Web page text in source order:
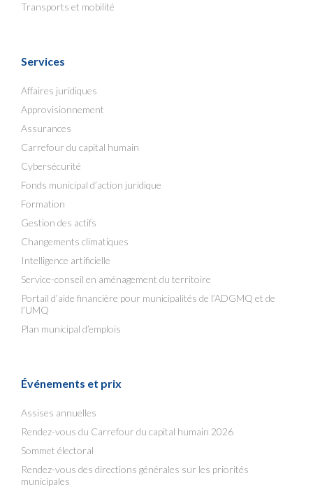
Transports et mobilité
Services
Affaires juridiques
Approvisionnement
Assurances
Carrefour du capital humain
Cybersécurité
Fonds municipal d’action juridique
Formation
Gestion des actifs
Changements climatiques
Intelligence artificielle
Service-conseil en aménagement du territoire
Portail d’aide financière pour municipalités de l’ADGMQ et de
l’UMQ
Plan municipal d’emplois
Événements et prix
Assises annuelles
Rendez-vous du Carrefour du capital humain 2026
Sommet électoral
Rendez-vous des directions générales sur les priorités
municipales